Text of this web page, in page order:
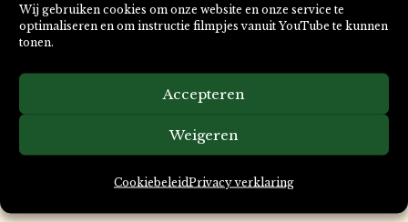
Wij gebruiken cookies om onze website en onze service te
optimaliseren en om instructie filmpjes vanuit YouTube te kunnen
tonen.
Accepteren
Weigeren
CookiebeleidPrivacy verklaring
snorharen de rand van het bakje raakt.
Sommige katten ervaren voerbakken met
een hoge rand als onprettig omdat hun
gevoelige snorharen alsmaar de randen
raken. Deze gevoeligheid wordt ook wel
‘whisker fatigue’ genoemd.